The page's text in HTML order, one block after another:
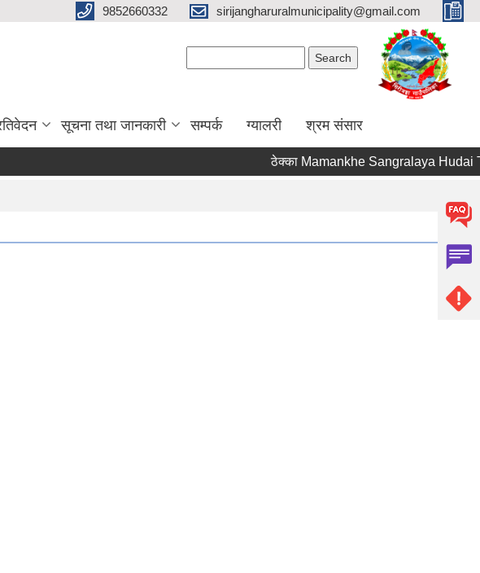
9852660332 sirijangharuralmunicipality@gmail.com
सूचना तथा जानकारी सम्पर्क ग्यालरी श्रम संसार
ठेक्का Mamankhe Sangralaya Hudai